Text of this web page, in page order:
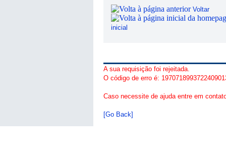
Voltar
inicial
A sua requisição foi rejeitada.
O código de erro é:
Caso necessite de ajuda entre em
[Go Back]